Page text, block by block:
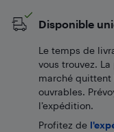
Disponible
Le temps de
vous trouvez.
marché quittent
ouvrables.
l’expédition.
Profitez de